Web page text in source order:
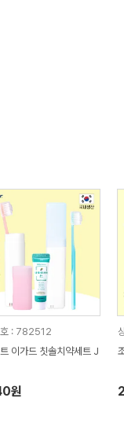
호 : 782512
이가드 칫솔치약세트 J
원